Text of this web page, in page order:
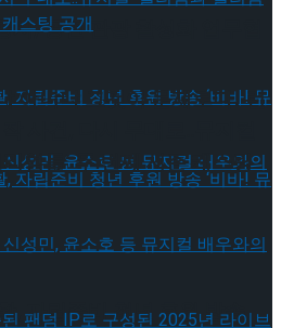
, 자립준비 청년 후원 방송
, 공연 관광 활성화 업무협
아니냐 그것이 문제로다! 런
리엄들’ 두 번째 시즌 캐스팅